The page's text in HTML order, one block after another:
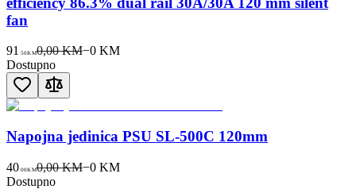
fan
91 50KM0,00 KM−0KM
Dostupno
Napojna jedinica PSU SL-500C 120mm
40 00KM0,00 KM−0KM
Dostupno